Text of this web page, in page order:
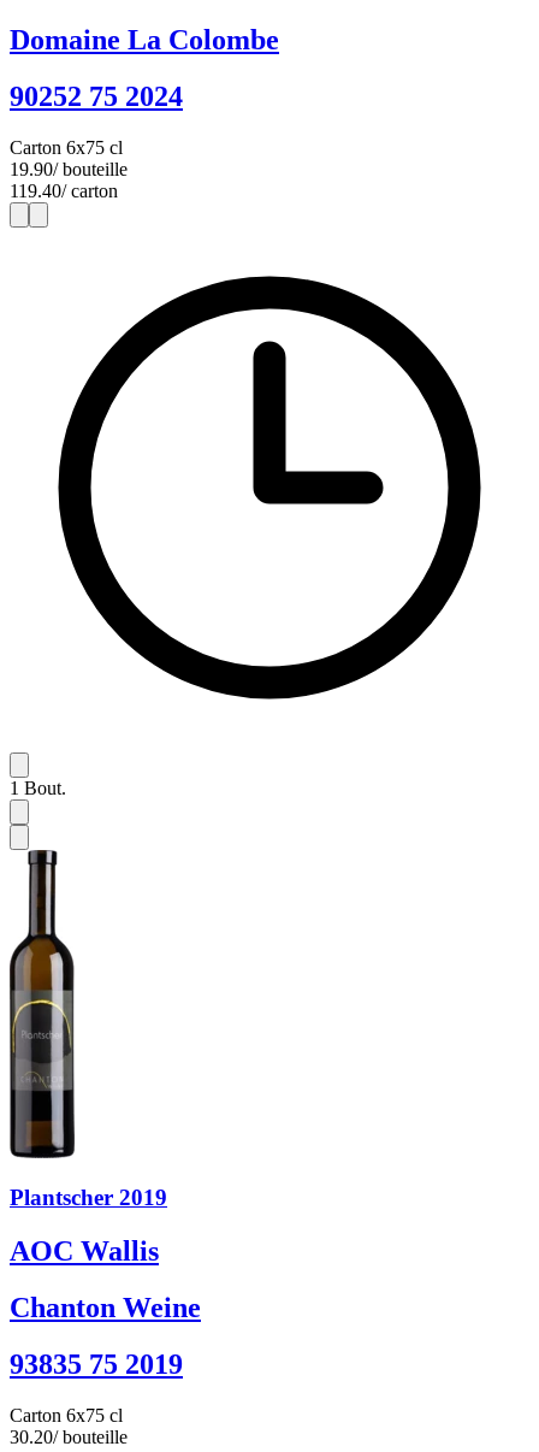
Domaine La Colombe
90252 75 2024
Carton 6x75 cl
19.90/ bouteille
119.40/ carton
1
1 Bout.
Plantscher 2019
AOC Wallis
Chanton Weine
93835 75 2019
Carton 6x75 cl
30.20/ bouteille